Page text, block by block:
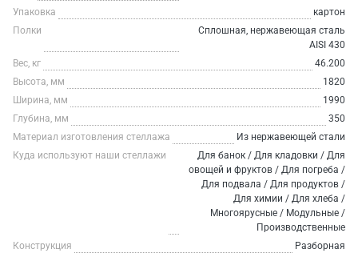
Упаковка
картон
Полки
Сплошная, нержавеющая сталь
AISI 430
Вес, кг
46.200
Высота, мм
1820
Ширина, мм
1990
Глубина, мм
350
Материал изготовления стеллажа
Из нержавеющей стали
Куда используют наши стеллажи
Для банок / Для кладовки / Для
овощей и фруктов / Для погреба /
Для подвала / Для продуктов /
Для химии / Для хлеба /
Многоярусные / Модульные /
Производственные
Конструкция
Разборная